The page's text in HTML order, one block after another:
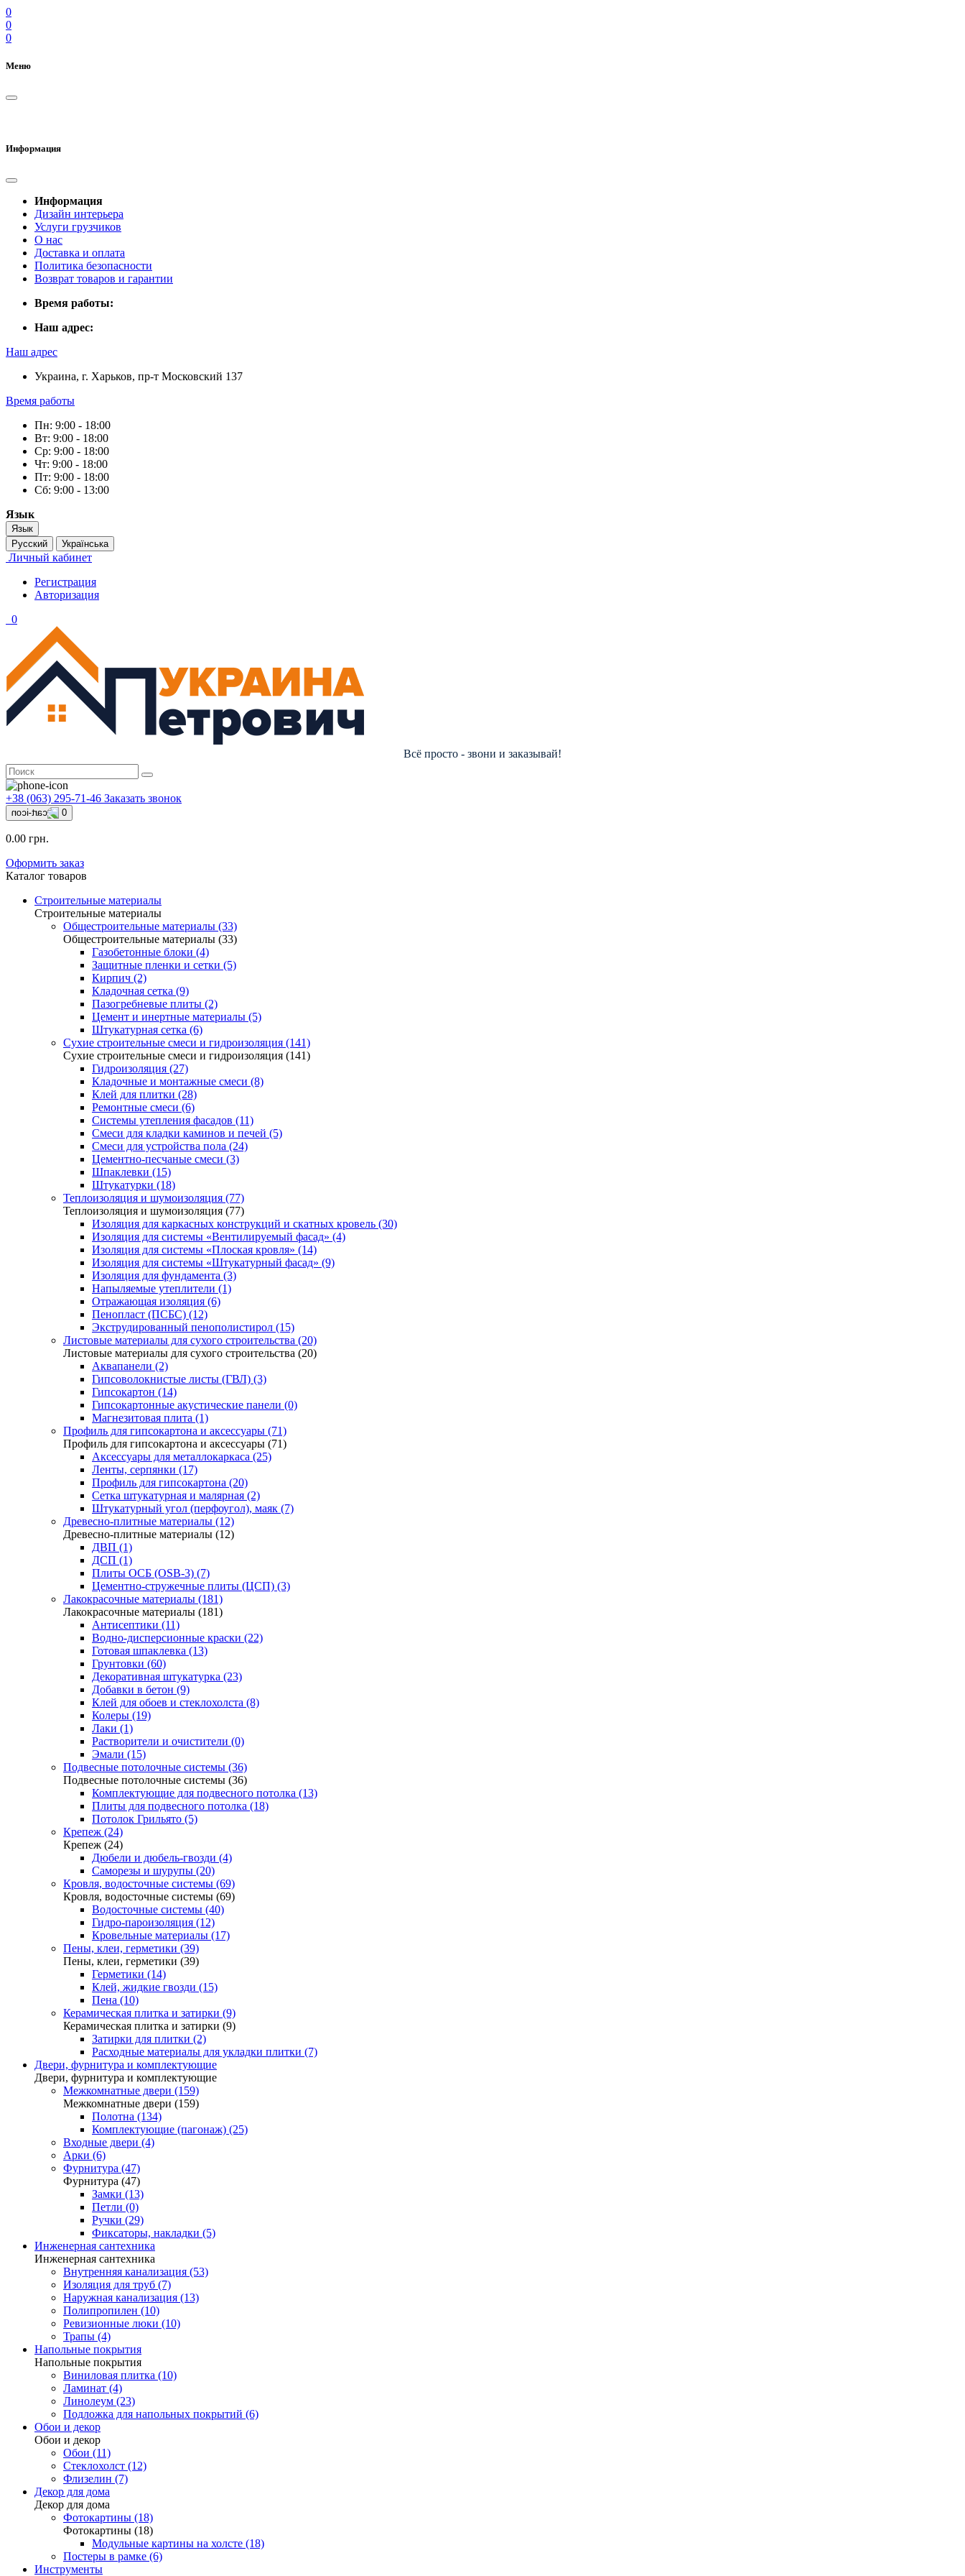
0
0
0
Меню
Информация
Информация
Дизайн интерьера
Услуги грузчиков
О нас
Доставка и оплата
Политика безопасности
Возврат товаров и гарантии
Время работы:
Наш адрес:
Наш адрес
Украина, г. Харьков, пр-т Московский 137
Время работы
Пн: 9:00 - 18:00
Вт: 9:00 - 18:00
Ср: 9:00 - 18:00
Чт: 9:00 - 18:00
Пт: 9:00 - 18:00
Сб: 9:00 - 13:00
Язык
Язык
Русский
Українська
Личный кабинет
Регистрация
Авторизация
0
Всё просто - звони и заказывай!
+38 (063) 295-71-46 Заказать звонок
0
0.00 грн.
Оформить заказ
Каталог товаров
Строительные материалы
Строительные материалы
Общестроительные материалы (33)
Общестроительные материалы (33)
Газобетонные блоки (4)
Защитные пленки и сетки (5)
Кирпич (2)
Кладочная сетка (9)
Пазогребневые плиты (2)
Цемент и инертные материалы (5)
Штукатурная сетка (6)
Сухие строительные смеси и гидроизоляция (141)
Сухие строительные смеси и гидроизоляция (141)
Гидроизоляция (27)
Кладочные и монтажные смеси (8)
Клей для плитки (28)
Ремонтные смеси (6)
Системы утепления фасадов (11)
Смеси для кладки каминов и печей (5)
Смеси для устройства пола (24)
Цементно-песчаные смеси (3)
Шпаклевки (15)
Штукатурки (18)
Теплоизоляция и шумоизоляция (77)
Теплоизоляция и шумоизоляция (77)
Изоляция для каркасных конструкций и скатных кровель (30)
Изоляция для системы «Вентилируемый фасад» (4)
Изоляция для системы «Плоская кровля» (14)
Изоляция для системы «Штукатурный фасад» (9)
Изоляция для фундамента (3)
Напыляемые утеплители (1)
Отражающая изоляция (6)
Пенопласт (ПСБС) (12)
Экструдированный пенополистирол (15)
Листовые материалы для сухого строительства (20)
Листовые материалы для сухого строительства (20)
Аквапанели (2)
Гипсоволокнистые листы (ГВЛ) (3)
Гипсокартон (14)
Гипсокартонные акустические панели (0)
Магнезитовая плита (1)
Профиль для гипсокартона и аксессуары (71)
Профиль для гипсокартона и аксессуары (71)
Аксессуары для металлокаркаса (25)
Ленты, серпянки (17)
Профиль для гипсокартона (20)
Сетка штукатурная и малярная (2)
Штукатурный угол (перфоугол), маяк (7)
Древесно-плитные материалы (12)
Древесно-плитные материалы (12)
ДВП (1)
ДСП (1)
Плиты ОСБ (OSB-3) (7)
Цементно-стружечные плиты (ЦСП) (3)
Лакокрасочные материалы (181)
Лакокрасочные материалы (181)
Антисептики (11)
Водно-дисперсионные краски (22)
Готовая шпаклевка (13)
Грунтовки (60)
Декоративная штукатурка (23)
Добавки в бетон (9)
Клей для обоев и стеклохолста (8)
Колеры (19)
Лаки (1)
Растворители и очистители (0)
Эмали (15)
Подвесные потолочные системы (36)
Подвесные потолочные системы (36)
Комплектующие для подвесного потолка (13)
Плиты для подвесного потолка (18)
Потолок Грильято (5)
Крепеж (24)
Крепеж (24)
Дюбели и дюбель-гвозди (4)
Саморезы и шурупы (20)
Кровля, водосточные системы (69)
Кровля, водосточные системы (69)
Водосточные системы (40)
Гидро-пароизоляция (12)
Кровельные материалы (17)
Пены, клеи, герметики (39)
Пены, клеи, герметики (39)
Герметики (14)
Клей, жидкие гвозди (15)
Пена (10)
Керамическая плитка и затирки (9)
Керамическая плитка и затирки (9)
Затирки для плитки (2)
Расходные материалы для укладки плитки (7)
Двери, фурнитура и комплектующие
Двери, фурнитура и комплектующие
Межкомнатные двери (159)
Межкомнатные двери (159)
Полотна (134)
Комплектующие (пагонаж) (25)
Входные двери (4)
Арки (6)
Фурнитура (47)
Фурнитура (47)
Замки (13)
Петли (0)
Ручки (29)
Фиксаторы, накладки (5)
Инженерная сантехника
Инженерная сантехника
Внутренняя канализация (53)
Изоляция для труб (7)
Наружная канализация (13)
Полипропилен (10)
Ревизионные люки (10)
Трапы (4)
Напольные покрытия
Напольные покрытия
Виниловая плитка (10)
Ламинат (4)
Линолеум (23)
Подложка для напольных покрытий (6)
Обои и декор
Обои и декор
Обои (11)
Стеклохолст (12)
Флизелин (7)
Декор для дома
Декор для дома
Фотокартины (18)
Фотокартины (18)
Модульные картины на холсте (18)
Постеры в рамке (6)
Инструменты